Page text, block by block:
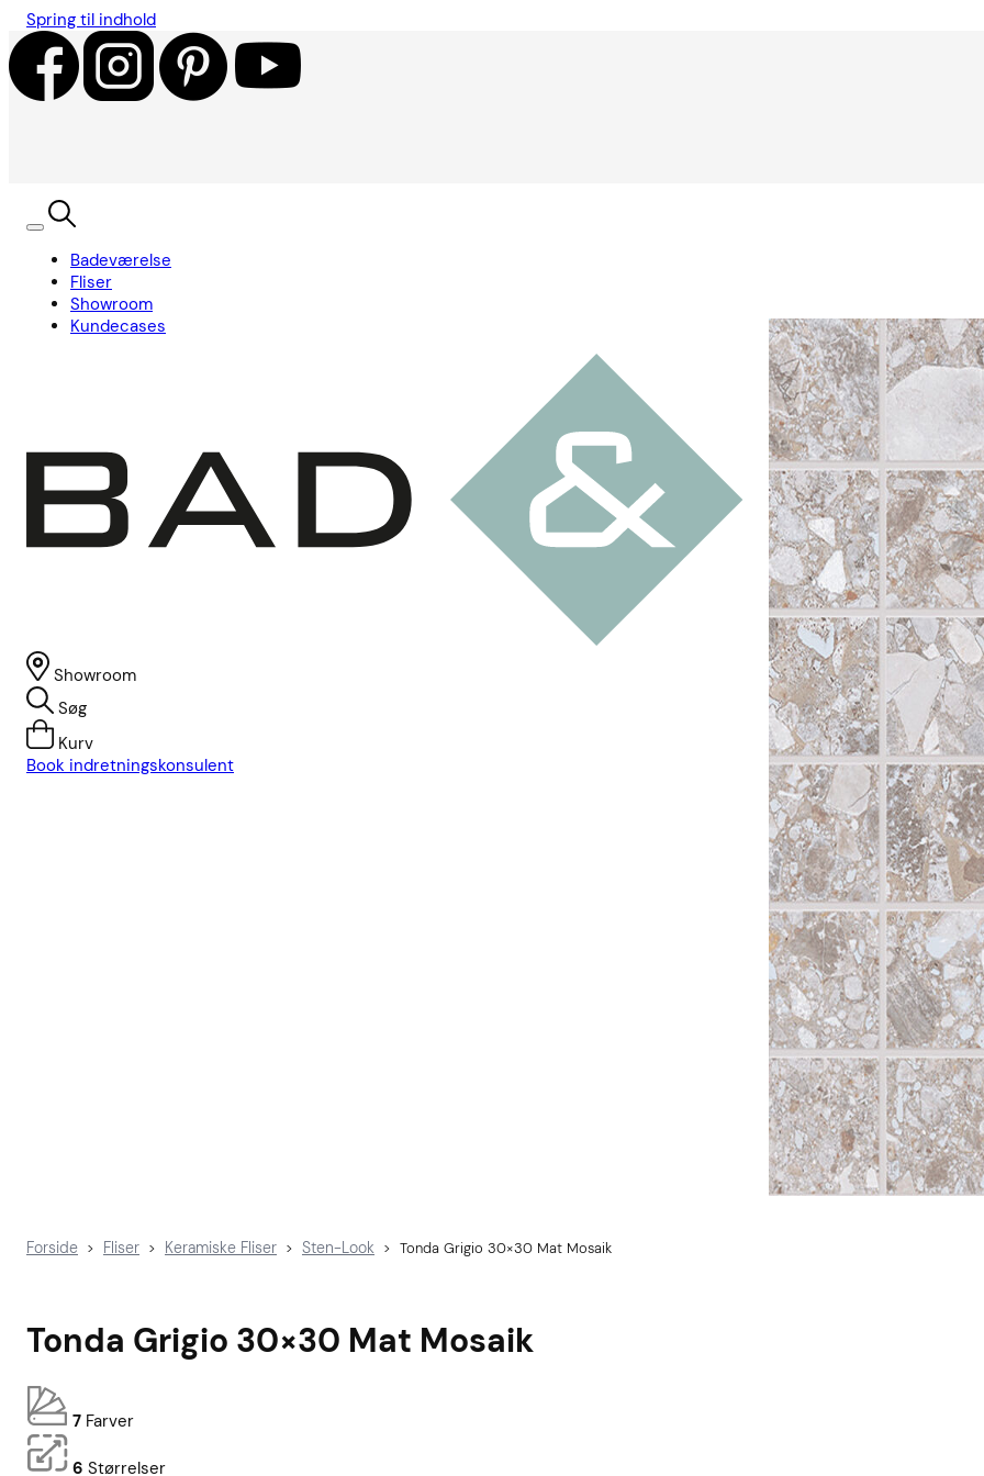
Spring til indhold
Badeværelse
Fliser
Showroom
Kundecases
Showroom
Søg
Kurv
Book indretningskonsulent
Forside > Fliser > Keramiske Fliser > Sten-Look > Tonda Grigio 30×30 Mat Mosaik
Tonda Grigio 30×30 Mat Mosaik
7 Farver
6 Størrelser